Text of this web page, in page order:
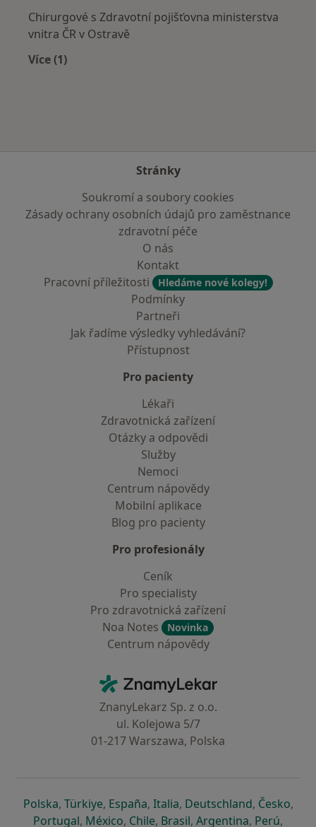
Chirurgové s Zdravotní pojišťovna ministerstva
vnitra ČR v Ostravě
Více (1)
Stránky
Soukromí a soubory cookies
Zásady ochrany osobních údajů pro zaměstnance
zdravotní péče
O nás
Kontakt
Pracovní příležitosti
Hledáme nové kolegy!
Podmínky
Partneři
Jak řadíme výsledky vyhledávání?
Přístupnost
Pro pacienty
Lékaři
Zdravotnická zařízení
Otázky a odpovědi
Služby
Nemoci
Centrum nápovědy
Mobilní aplikace
Blog pro pacienty
Pro profesionály
Ceník
Pro specialisty
Pro zdravotnická zařízení
Noa Notes
Novinka
Centrum nápovědy
ZnamyLekar - Hlavní stránka
ZnanyLekarz Sp. z o.o.
ul. Kolejowa 5/7
01-217 Warszawa, Polska
Polskase otevře v nové záložce
, Türkiyese otevře v nové záložce
, Españase otevře v nové záložce
, Italiase otevře v nové záložce
, Deutschlandse otevře v
, Českose
,
Portugalse otevře v nové záložce
, Méxicose otevře v nové záložce
, Chilese otevře v nové záložce
, Brasilse otevře v nové
, Argentinase otevře v
, Perúse
,